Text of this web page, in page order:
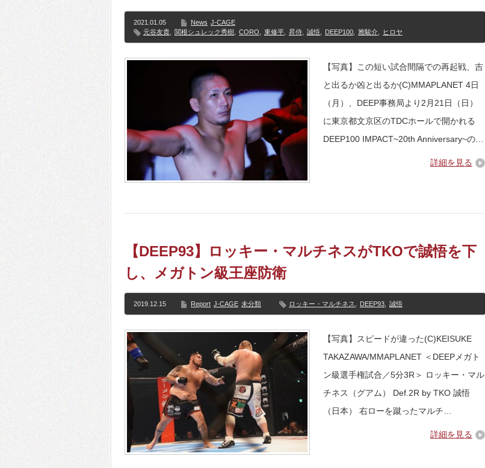
2021.01.05 News J-CAGE
元谷友貴
関根シュレック秀樹 CORO 東修平 昇侍 誠悟 DEEP100 雅駿介 ヒロヤ
【写真】この短い試合間隔での再起戦、吉
と出るか凶と出るか(C)MMAPLANET 4日
（月）、DEEP事務局より2月21日（日）
に東京都文京区のTDCホールで開かれる
DEEP100 IMPACT~20th Anniversary~の…
詳細を見る
【DEEP93】ロッキー・マルチネスがTKOで誠悟を下
し、メガトン級王座防衛
2019.12.15 Report J-CAGE 未分類 ロッキー・マルチネス DEEP93 誠悟
【写真】スピードが違った(C)KEISUKE
TAKAZAWA/MMAPLANET ＜DEEPメガト
ン級選手権試合／5分3R＞ ロッキー・マル
チネス（グアム） Def.2R by TKO 誠悟
（日本） 右ローを蹴ったマルチ…
詳細を見る